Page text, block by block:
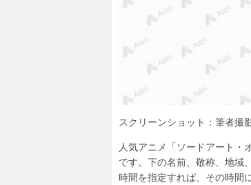
スクリーンショット：筆者撮
人気アニメ「ソードアート・
です。下の名前、敬称、地域
時間を指定すれば、その時間